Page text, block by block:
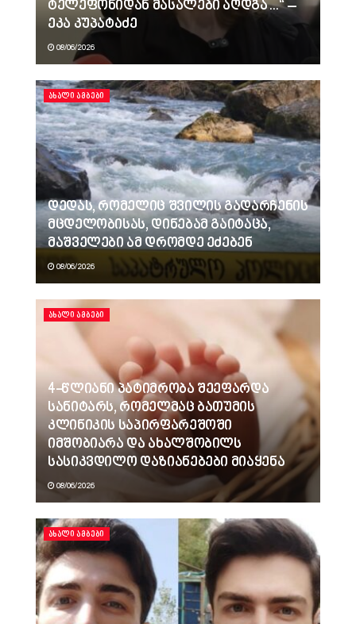
ტელეფონიდან მასალები აღდგა…“ –
ეკა კუპატაძე
08/06/2026
ᲐᲮᲐᲚᲘ ᲐᲛᲑᲔᲑᲘ
დედას, რომელიც შვილის გადარჩენის
მცდელობისას, დინებამ გაიტაცა,
მაშველები ამ დრომდე ეძებენ
08/06/2026
ᲐᲮᲐᲚᲘ ᲐᲛᲑᲔᲑᲘ
4-წლიანი პატიმრობა შეეფარდა
სანიტარს, რომელმაც ბათუმის
კლინიკის საპირფარეშოში
იმშობიარა და ახალშობილს
სასიკვდილო დაზიანებები მიაყენა
08/06/2026
ᲐᲮᲐᲚᲘ ᲐᲛᲑᲔᲑᲘ